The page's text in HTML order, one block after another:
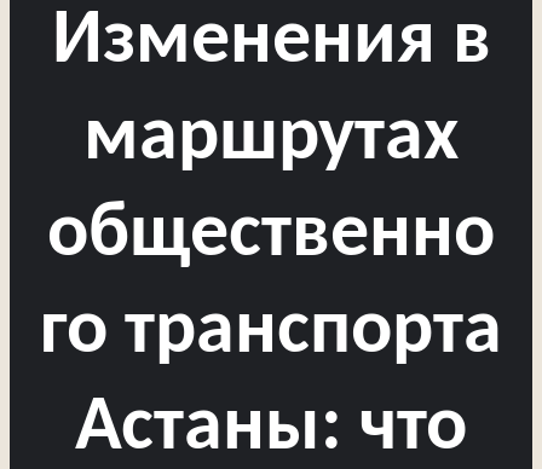
Изменения в
маршрутах
общественно
го транспорта
Астаны: что